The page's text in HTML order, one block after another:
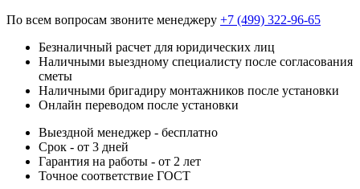
По всем вопросам звоните менеджеру +7 (499) 322-96-65
Безналичный расчет для юридических лиц
Наличными выездному специалисту после согласования
сметы
Наличными бригадиру монтажников после установки
Онлайн переводом после установки
Выездной менеджер - бесплатно
Срок - от 3 дней
Гарантия на работы - от 2 лет
Точное соответствие ГОСТ